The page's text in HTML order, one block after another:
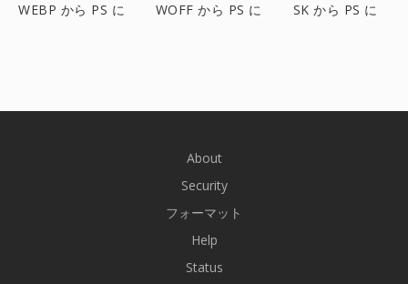
WEBP から PS に WOFF から PS に SK から PS に
About
Security
フォーマット
Help
Status